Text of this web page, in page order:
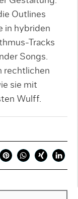
Outlines
in hybriden
Tracks
Songs.
rechtlichen
sie mit
Wulff.